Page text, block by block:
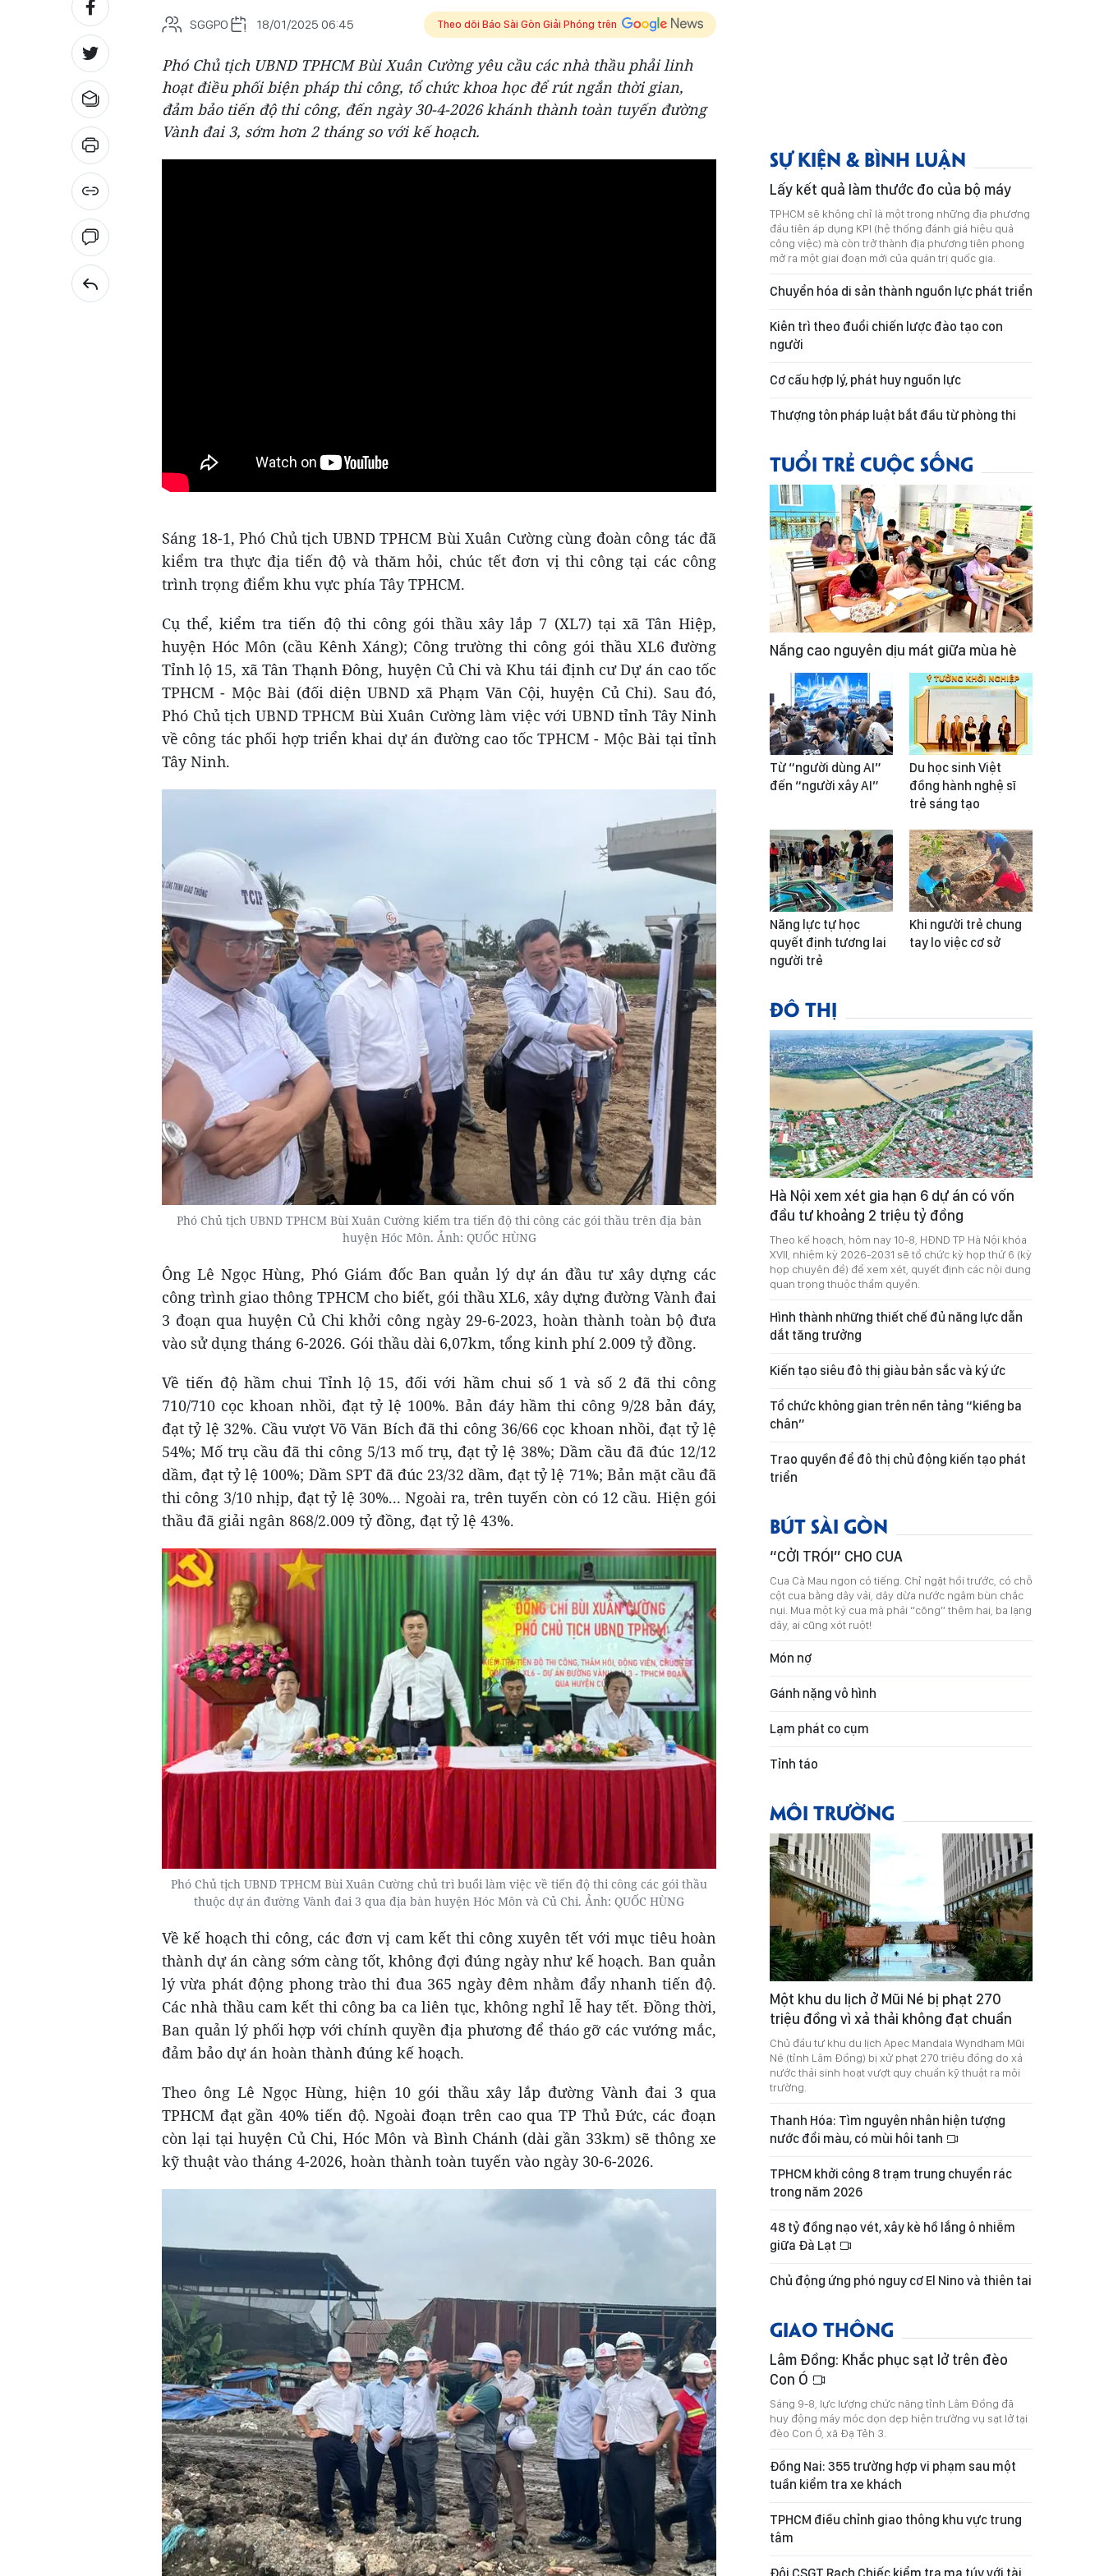
SGGPO 18/01/2025 06:45 Theo dõi Báo Sài Gòn Giải Phóng trên
Phó Chủ tịch UBND TPHCM Bùi Xuân Cường yêu cầu các nhà thầu phải linh
hoạt điều phối biện pháp thi công, tổ chức khoa học để rút ngắn thời gian,
đảm bảo tiến độ thi công, đến ngày 30-4-2026 khánh thành toàn tuyến đường
Vành đai 3, sớm hơn 2 tháng so với kế hoạch.
Sáng 18-1, Phó Chủ tịch UBND TPHCM Bùi Xuân Cường cùng đoàn công tác đã
kiểm tra thực địa tiến độ và thăm hỏi, chúc tết đơn vị thi công tại các công
trình trọng điểm khu vực phía Tây TPHCM.
Cụ thể, kiểm tra tiến độ thi công gói thầu xây lắp 7 (XL7) tại xã Tân Hiệp,
huyện Hóc Môn (cầu Kênh Xáng); Công trường thi công gói thầu XL6 đường
Tỉnh lộ 15, xã Tân Thạnh Đông, huyện Củ Chi và Khu tái định cư Dự án cao tốc
TPHCM - Mộc Bài (đối diện UBND xã Phạm Văn Cội, huyện Củ Chi). Sau đó,
Phó Chủ tịch UBND TPHCM Bùi Xuân Cường làm việc với UBND tỉnh Tây Ninh
về công tác phối hợp triển khai dự án đường cao tốc TPHCM - Mộc Bài tại tỉnh
Tây Ninh.
Phó Chủ tịch UBND TPHCM Bùi Xuân Cường kiểm tra tiến độ thi công các gói thầu trên địa bàn
huyện Hóc Môn. Ảnh: QUỐC HÙNG
Ông Lê Ngọc Hùng, Phó Giám đốc Ban quản lý dự án đầu tư xây dựng các
công trình giao thông TPHCM cho biết, gói thầu XL6, xây dựng đường Vành đai
3 đoạn qua huyện Củ Chi khởi công ngày 29-6-2023, hoàn thành toàn bộ đưa
vào sử dụng tháng 6-2026. Gói thầu dài 6,07km, tổng kinh phí 2.009 tỷ đồng.
Về tiến độ hầm chui Tỉnh lộ 15, đối với hầm chui số 1 và số 2 đã thi công
710/710 cọc khoan nhồi, đạt tỷ lệ 100%. Bản đáy hầm thi công 9/28 bản đáy,
đạt tỷ lệ 32%. Cầu vượt Võ Văn Bích đã thi công 36/66 cọc khoan nhồi, đạt tỷ lệ
54%; Mố trụ cầu đã thi công 5/13 mố trụ, đạt tỷ lệ 38%; Dầm cầu đã đúc 12/12
dầm, đạt tỷ lệ 100%; Dầm SPT đã đúc 23/32 dầm, đạt tỷ lệ 71%; Bản mặt cầu đã
thi công 3/10 nhịp, đạt tỷ lệ 30%... Ngoài ra, trên tuyến còn có 12 cầu. Hiện gói
thầu đã giải ngân 868/2.009 tỷ đồng, đạt tỷ lệ 43%.
Phó Chủ tịch UBND TPHCM Bùi Xuân Cường chủ trì buổi làm việc về tiến độ thi công các gói thầu
thuộc dự án đường Vành đai 3 qua địa bàn huyện Hóc Môn và Củ Chi. Ảnh: QUỐC HÙNG
Về kế hoạch thi công, các đơn vị cam kết thi công xuyên tết với mục tiêu hoàn
thành dự án càng sớm càng tốt, không đợi đúng ngày như kế hoạch. Ban quản
lý vừa phát động phong trào thi đua 365 ngày đêm nhằm đẩy nhanh tiến độ.
Các nhà thầu cam kết thi công ba ca liên tục, không nghỉ lễ hay tết. Đồng thời,
Ban quản lý phối hợp với chính quyền địa phương để tháo gỡ các vướng mắc,
đảm bảo dự án hoàn thành đúng kế hoạch.
Theo ông Lê Ngọc Hùng, hiện 10 gói thầu xây lắp đường Vành đai 3 qua
TPHCM đạt gần 40% tiến độ. Ngoài đoạn trên cao qua TP Thủ Đức, các đoạn
còn lại tại huyện Củ Chi, Hóc Môn và Bình Chánh (dài gần 33km) sẽ thông xe
kỹ thuật vào tháng 4-2026, hoàn thành toàn tuyến vào ngày 30-6-2026.
SỰ KIỆN & BÌNH LUẬN
Lấy kết quả làm thước đo của bộ máy
TPHCM sẽ không chỉ là một trong những địa phương
đầu tiên áp dụng KPI (hệ thống đánh giá hiệu quả
công việc) mà còn trở thành địa phương tiên phong
mở ra một giai đoạn mới của quản trị quốc gia.
Chuyển hóa di sản thành nguồn lực phát triển
Kiên trì theo đuổi chiến lược đào tạo con
người
Cơ cấu hợp lý, phát huy nguồn lực
Thượng tôn pháp luật bắt đầu từ phòng thi
TUỔI TRẺ CUỘC SỐNG
Nắng cao nguyên dịu mát giữa mùa hè
Từ “người dùng AI”
đến “người xây AI”
Du học sinh Việt
đồng hành nghệ sĩ
trẻ sáng tạo
Năng lực tự học
quyết định tương lai
người trẻ
Khi người trẻ chung
tay lo việc cơ sở
ĐÔ THỊ
Hà Nội xem xét gia hạn 6 dự án có vốn
đầu tư khoảng 2 triệu tỷ đồng
Theo kế hoạch, hôm nay 10-8, HĐND TP Hà Nội khóa
XVII, nhiệm kỳ 2026-2031 sẽ tổ chức kỳ họp thứ 6 (kỳ
họp chuyên đề) để xem xét, quyết định các nội dung
quan trọng thuộc thẩm quyền.
Hình thành những thiết chế đủ năng lực dẫn
dắt tăng trưởng
Kiến tạo siêu đô thị giàu bản sắc và ký ức
Tổ chức không gian trên nền tảng “kiềng ba
chân”
Trao quyền để đô thị chủ động kiến tạo phát
triển
BÚT SÀI GÒN
“CỞI TRÓI” CHO CUA
Cua Cà Mau ngon có tiếng. Chỉ ngặt hồi trước, có chỗ
cột cua bằng dây vải, dây dừa nước ngâm bùn chắc
nụi. Mua một ký cua mà phải “cõng” thêm hai, ba lạng
dây, ai cũng xót ruột!
Món nợ
Gánh nặng vô hình
Lạm phát co cụm
Tỉnh táo
MÔI TRƯỜNG
Một khu du lịch ở Mũi Né bị phạt 270
triệu đồng vì xả thải không đạt chuẩn
Chủ đầu tư khu du lịch Apec Mandala Wyndham Mũi
Né (tỉnh Lâm Đồng) bị xử phạt 270 triệu đồng do xả
nước thải sinh hoạt vượt quy chuẩn kỹ thuật ra môi
trường.
Thanh Hóa: Tìm nguyên nhân hiện tượng
nước đổi màu, có mùi hôi tanh
TPHCM khởi công 8 trạm trung chuyển rác
trong năm 2026
48 tỷ đồng nạo vét, xây kè hồ lắng ô nhiễm
giữa Đà Lạt
Chủ động ứng phó nguy cơ El Nino và thiên tai
GIAO THÔNG
Lâm Đồng: Khắc phục sạt lở trên đèo
Con Ó
Sáng 9-8, lực lượng chức năng tỉnh Lâm Đồng đã
huy động máy móc dọn dẹp hiện trường vụ sạt lở tại
đèo Con Ó, xã Đạ Tẻh 3.
Đồng Nai: 355 trường hợp vi phạm sau một
tuần kiểm tra xe khách
TPHCM điều chỉnh giao thông khu vực trung
tâm